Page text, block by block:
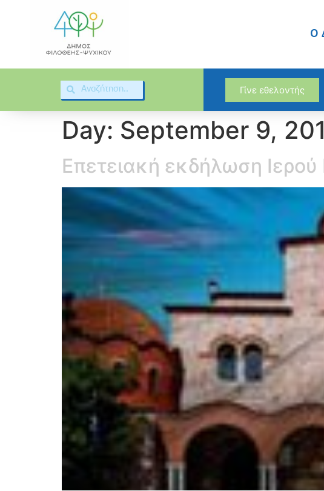
Ο
Γίνε εθελοντής
Day: September 9,
Επετειακή εκδήλωση